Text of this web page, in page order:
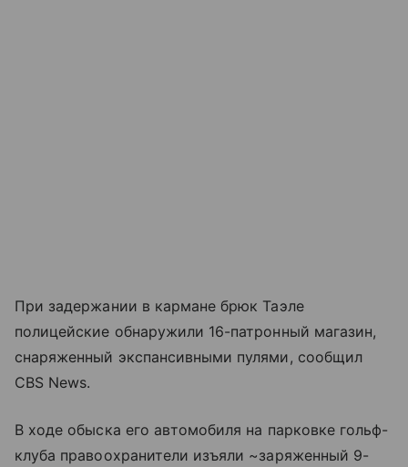
При задержании в кармане брюк Таэле
полицейские обнаружили 16-патронный магазин,
снаряженный экспансивными пулями, сообщил
CBS News.
В ходе обыска его автомобиля на парковке гольф-
клуба правоохранители изъяли ~заряженный 9-